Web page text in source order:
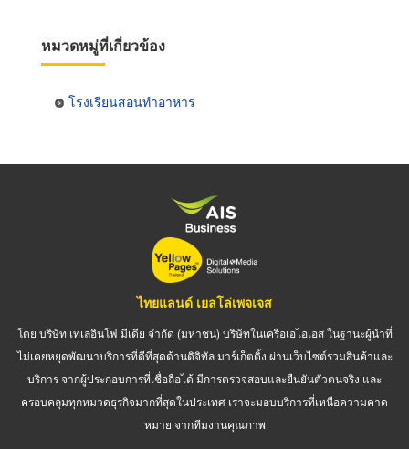
หมวดหมู่ที่เกี่ยวข้อง
โรงเรียนสอนทำอาหาร
ไทยแลนด์ เยลโล่เพจเจส
โดย บริษัท เทเลอินโฟ มีเดีย จำกัด (มหาชน) บริษัทในเครือเอไอเอส ในฐานะผู้นำที่
ไม่เคยหยุดพัฒนาบริการที่ดีที่สุดด้านดิจิทัล มาร์เก็ตติ้ง ผ่านเว็บไซต์รวมสินค้าและ
บริการ จากผู้ประกอบการที่เชื่อถือได้ มีการตรวจสอบและยืนยันตัวตนจริง และ
ครอบคลุมทุกหมวดธุรกิจมากที่สุดในประเทศ เราจะมอบบริการที่เหนือความคาด
หมาย จากทีมงานคุณภาพ